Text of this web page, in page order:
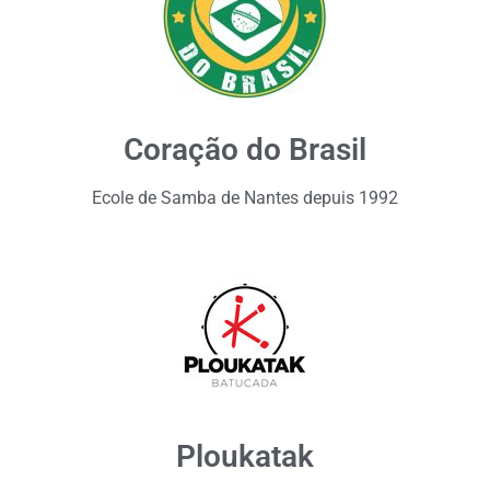
Coração do Brasil
Ecole de Samba de Nantes depuis 1992
Ploukatak